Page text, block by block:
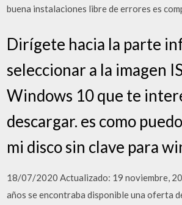
buena instalaciones libre de errores es
Dirígete hacia la parte
seleccionar a la imagen
Windows 10 que te
descargar. es como
mi disco sin clave para
18/07/2020 Actualizado: 19 noviembre,
años se encontraba disponible una oferta